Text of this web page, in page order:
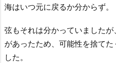
海はいつ元に戻るか分からず。
弦もそれは分かっていました
があったため、可能性を捨て
した。